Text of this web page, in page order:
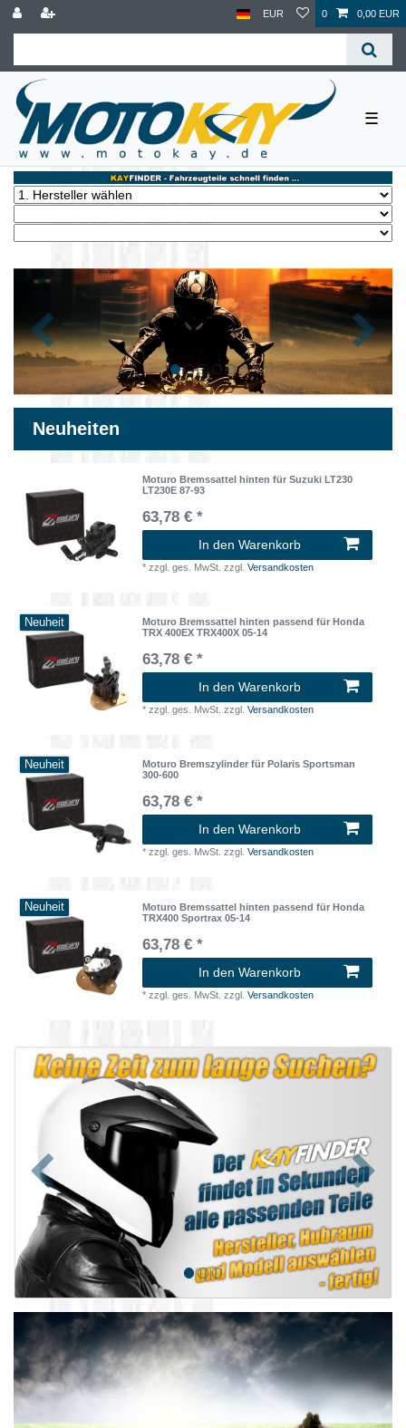
EUR 0 0,00 EUR
☰
Zurück
Neuheiten
Moturo Bremssattel hinten für Suzuki LT230
LT230E 87-93
63,78 € *
In den Warenkorb
*zzgl. ges. MwSt. zzgl.Versandkosten
Neuheit
Moturo Bremssattel hinten passend für Honda
TRX 400EX TRX400X 05-14
63,78 € *
In den Warenkorb
*zzgl. ges. MwSt. zzgl.Versandkosten
Neuheit
Moturo Bremszylinder für Polaris Sportsman
300-600
63,78 € *
In den Warenkorb
*zzgl. ges. MwSt. zzgl.Versandkosten
Neuheit
Moturo Bremssattel hinten passend für Honda
TRX400 Sportrax 05-14
63,78 € *
In den Warenkorb
*zzgl. ges. MwSt. zzgl.Versandkosten
Zurück